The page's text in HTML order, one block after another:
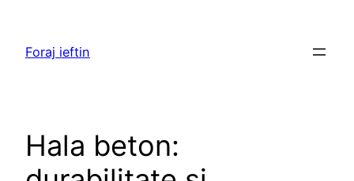
content
Foraj ieftin
Hala beton: